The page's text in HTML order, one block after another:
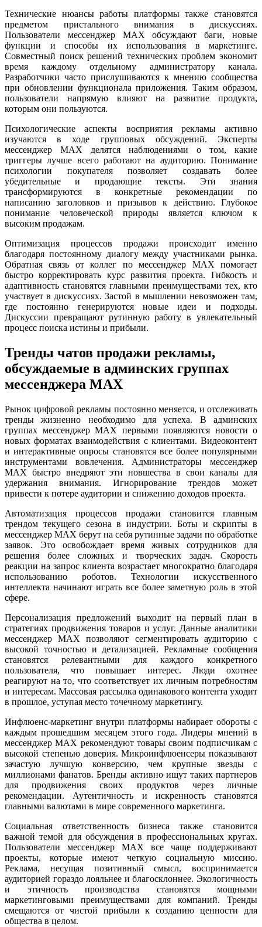
Технические нюансы работы платформы также становятся
предметом пристального внимания в дискуссиях.
Пользователи мессенджер MAX обсуждают баги, новые
функции и способы их использования в маркетинге.
Совместный поиск решений технических проблем экономит
время каждому отдельному администратору канала.
Разработчики часто прислушиваются к мнению сообщества
при обновлении функционала приложения. Таким образом,
пользователи напрямую влияют на развитие продукта,
которым они пользуются.
Психологические аспекты восприятия рекламы активно
изучаются в ходе групповых обсуждений. Эксперты
мессенджер MAX делятся наблюдениями о том, какие
триггеры лучше всего работают на аудиторию. Понимание
психологии покупателя позволяет создавать более
убедительные и продающие тексты. Эти знания
трансформируются в конкретные рекомендации по
написанию заголовков и призывов к действию. Глубокое
понимание человеческой природы является ключом к
высоким продажам.
Оптимизация процессов продажи происходит именно
благодаря постоянному диалогу между участниками рынка.
Обратная связь от коллег по мессенджер MAX помогает
быстро корректировать курс развития проекта. Гибкость и
адаптивность становятся главными преимуществами тех, кто
участвует в дискуссиях. Застой в мышлении невозможен там,
где постоянно генерируются новые идеи и подходы.
Дискуссии превращают рутинную работу в увлекательный
процесс поиска истины и прибыли.
Тренды чатов продажи рекламы,
обсуждаемые в админских группах
мессенджера MAX
Рынок цифровой рекламы постоянно меняется, и отслеживать
тренды жизненно необходимо для успеха. В админских
группах мессенджер MAX первыми появляются новости о
новых форматах взаимодействия с клиентами. Видеоконтент
и интерактивные опросы становятся все более популярными
инструментами вовлечения. Администраторы мессенджер
MAX быстро внедряют эти новшества в свои каналы для
удержания внимания. Игнорирование трендов может
привести к потере аудитории и снижению доходов проекта.
Автоматизация процессов продажи становится главным
трендом текущего сезона в индустрии. Боты и скрипты в
мессенджер MAX берут на себя рутинные задачи по обработке
заявок. Это освобождает время живых сотрудников для
решения более сложных и творческих задач. Скорость
реакции на запрос клиента возрастает многократно благодаря
использованию роботов. Технологии искусственного
интеллекта начинают играть все более заметную роль в этой
сфере.
Персонализация предложений выходит на первый план в
стратегиях продвижения товаров и услуг. Данные аналитики
мессенджер MAX позволяют сегментировать аудиторию с
высокой точностью и детализацией. Рекламные сообщения
становятся релевантными для каждого конкретного
пользователя, что повышает интерес. Люди охотнее
реагируют на то, что соответствует их личным потребностям
и интересам. Массовая рассылка одинакового контента уходит
в прошлое, уступая место точечному маркетингу.
Инфлюенс-маркетинг внутри платформы набирает обороты с
каждым прошедшим месяцем этого года. Лидеры мнений в
мессенджер MAX рекомендуют товары своим подписчикам с
высокой степенью доверия. Микроинфлюенсеры показывают
зачастую лучшую конверсию, чем крупные звезды с
миллионами фанатов. Бренды активно ищут таких партнеров
для продвижения своих продуктов через личные
рекомендации. Аутентичность и искренность становятся
главными валютами в мире современного маркетинга.
Социальная ответственность бизнеса также становится
важной темой для обсуждения в профессиональных кругах.
Пользователи мессенджер MAX все чаще поддерживают
проекты, которые имеют четкую социальную миссию.
Реклама, несущая позитивный смысл, воспринимается
аудиторией гораздо лояльнее и благосклоннее. Экологичность
и этичность производства становятся мощными
маркетинговыми преимуществами для компаний. Тренды
смещаются от чистой прибыли к созданию ценности для
общества в целом.